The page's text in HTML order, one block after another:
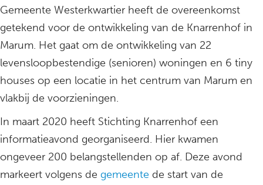
Gemeente Westerkwartier heeft de overeenkomst
getekend voor de ontwikkeling van de Knarrenhof in
Marum. Het gaat om de ontwikkeling van 22
levensloopbestendige (senioren) woningen en 6 tiny
houses op een locatie in het centrum van Marum en
vlakbij de voorzieningen.
In maart 2020 heeft Stichting Knarrenhof een
informatieavond georganiseerd. Hier kwamen
ongeveer 200 belangstellenden op af. Deze avond
markeert volgens de gemeente de start van de